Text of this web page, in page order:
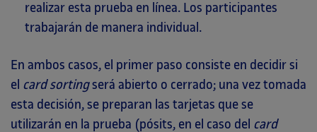
realizar esta prueba en línea. Los participantes
trabajarán de manera individual.
En ambos casos, el primer paso consiste en decidir si
el card sortingserá abierto o cerrado; una vez tomada
esta decisión, se preparan las tarjetas que se
utilizarán en la prueba (pósits, en el caso del card